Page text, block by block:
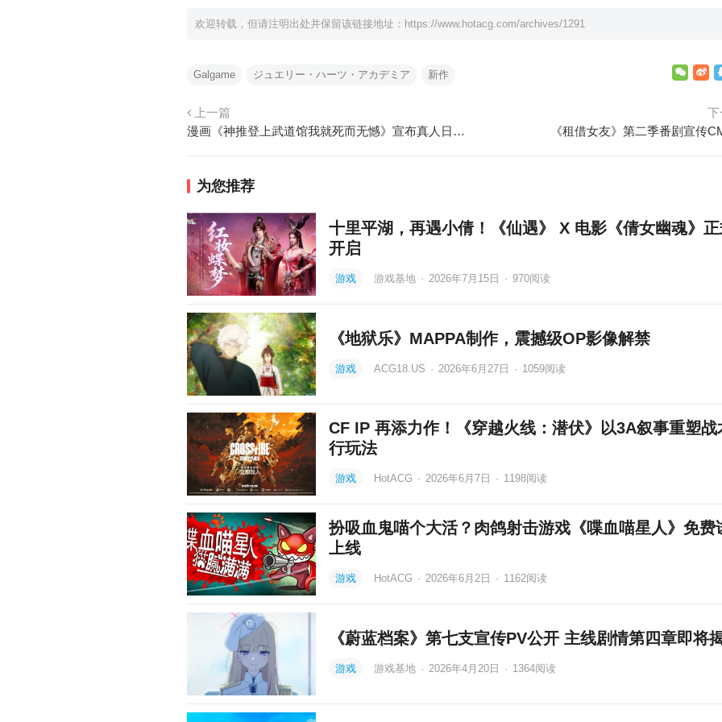
欢迎转载，但请注明出处并保留该链接地址： https://www.hotacg.com/archives/1291
Galgame ジュエリー・ハーツ・アカデミア 新作
上一篇
漫画《神推登上武道馆我就死而无憾》宣布真人日剧化
下
《租借女友》第二季番剧宣传
为您推荐
十里平湖，再遇小倩！《仙遇》 X 电影《倩女幽魂》
开启
游戏 游戏基地 · 2026年7月15日 · 970阅读
《地狱乐》MAPPA制作，震撼级OP影像解禁
游戏 ACG18.US · 2026年6月27日 · 1059阅读
CF IP 再添力作！《穿越火线：潜伏》以3A叙事重塑战
行玩法
游戏 HotACG · 2026年6月7日 · 1198阅读
扮吸血鬼喵个大活？肉鸽射击游戏《喋血喵星人》免费
上线
游戏 HotACG · 2026年6月2日 · 1162阅读
《蔚蓝档案》第七支宣传PV公开 主线剧情第四章即将
游戏 游戏基地 · 2026年4月20日 · 1364阅读